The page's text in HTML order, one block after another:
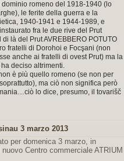
romeno del 1918-1940 (lo
le ferite della guerra e la
1940-1941 e 1944-1989, e
fra le due rive del Prut
là del Prut AVREBBERO POTUTO
fratelli di Dorohoi e Focşani (non
anche ai fratelli di ovest Prut) ma la
deciso altrimenti.
è più quello romeno (se non per
ma ciò non significa però
lo dice, presumo, il tovarišč
3 marzo 2013
per domenica 3 marzo, in
Centro commerciale ATRIUM